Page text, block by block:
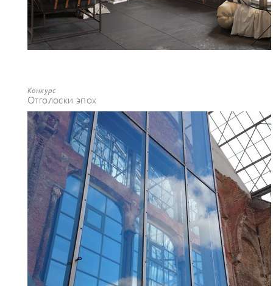
Конкурс
Отголоски эпох